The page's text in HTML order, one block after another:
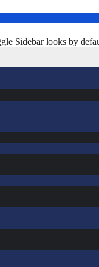
Sidebar looks by